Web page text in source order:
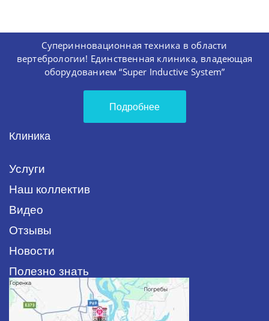
Суперинновационная техника в области
вертебрологии! Единственная клиника, владеющая
оборудованием “Super Inductive System”
Подробнее
Клиника
Услуги
Наш коллектив
Видео
Отзывы
Новости
Полезно знать